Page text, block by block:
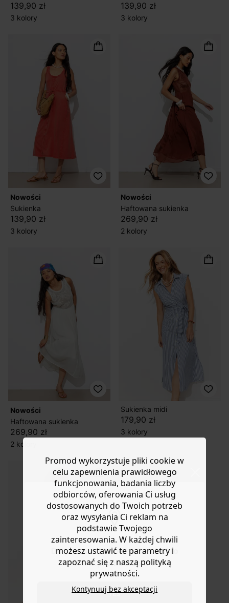
Do you want to be redirected to
www.promod.com ?
YES
139,90 zł
3 kolory
139,90 zł
3 kolory
nowości
Sukienka
139,90 zł
3 kolory
nowości
Haftowana sukienka
269,90 zł
2 kolory
nowości
Haftowana sukienka
269,90 zł
2 kolory
Sukienka midi
179,90 zł
3 kolory
Promod wykorzystuje pliki cookie w
celu zapewnienia prawidłowego
funkcjonowania, badania liczby
odbiorców, oferowania Ci usług
dostosowanych do Twoich potrzeb
oraz wysyłania Ci reklam na
podstawie Twojego
zainteresowania. W każdej chwili
możesz ustawić te parametry i
zapoznać się z naszą polityką
prywatności.
Kontynuuj bez akceptacji